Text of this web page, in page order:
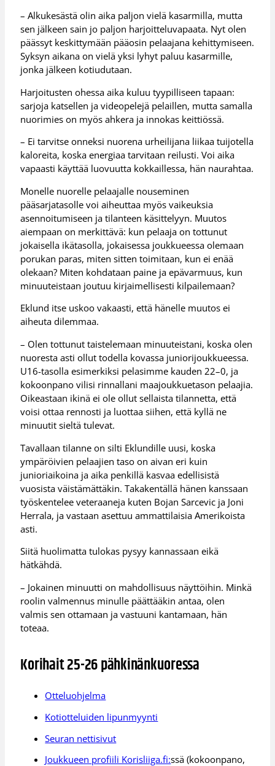
– Alkukesästä olin aika paljon vielä kasarmilla, mutta
sen jälkeen sain jo paljon harjoitteluvapaata. Nyt olen
päässyt keskittymään pääosin pelaajana kehittymiseen.
Syksyn aikana on vielä yksi lyhyt paluu kasarmille,
jonka jälkeen kotiudutaan.
Harjoitusten ohessa aika kuluu tyypilliseen tapaan:
sarjoja katsellen ja videopelejä pelaillen, mutta samalla
nuorimies on myös ahkera ja innokas keittiössä.
– Ei tarvitse onneksi nuorena urheilijana liikaa tuijotella
kaloreita, koska energiaa tarvitaan reilusti. Voi aika
vapaasti käyttää luovuutta kokkaillessa, hän naurahtaa.
Monelle nuorelle pelaajalle nouseminen
pääsarjatasolle voi aiheuttaa myös vaikeuksia
asennoitumiseen ja tilanteen käsittelyyn. Muutos
aiempaan on merkittävä: kun pelaaja on tottunut
jokaisella ikätasolla, jokaisessa joukkueessa olemaan
porukan paras, miten sitten toimitaan, kun ei enää
olekaan? Miten kohdataan paine ja epävarmuus, kun
minuuteistaan joutuu kirjaimellisesti kilpailemaan?
Eklund itse uskoo vakaasti, että hänelle muutos ei
aiheuta dilemmaa.
– Olen tottunut taistelemaan minuuteistani, koska olen
nuoresta asti ollut todella kovassa juniorijoukkueessa.
U16-tasolla esimerkiksi pelasimme kauden 22–0, ja
kokoonpano vilisi rinnallani maajoukkuetason pelaajia.
Oikeastaan ikinä ei ole ollut sellaista tilannetta, että
voisi ottaa rennosti ja luottaa siihen, että kyllä ne
minuutit sieltä tulevat.
Tavallaan tilanne on silti Eklundille uusi, koska
ympäröivien pelaajien taso on aivan eri kuin
junioriaikoina ja aika penkillä kasvaa edellisistä
vuosista väistämättäkin. Takakentällä hänen kanssaan
työskentelee veteraaneja kuten Bojan Sarcevic ja Joni
Herrala, ja vastaan asettuu ammattilaisia Amerikoista
asti.
Siitä huolimatta tulokas pysyy kannassaan eikä
hätkähdä.
– Jokainen minuutti on mahdollisuus näyttöihin. Minkä
roolin valmennus minulle päättääkin antaa, olen
valmis sen ottamaan ja vastuuni kantamaan, hän
toteaa.
Korihait 25-26 pähkinänkuoressa
Otteluohjelma
Kotiotteluiden lipunmyynti
Seuran nettisivut
Joukkueen profiili Korisliiga.fi:ssä (kokoonpano,